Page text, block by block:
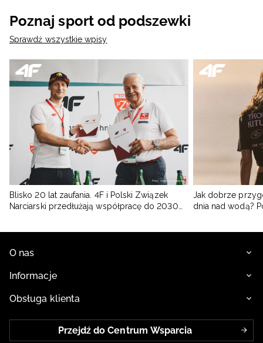
Poznaj sport od podszewki
Sprawdź wszystkie wpisy
Blisko 20 lat zaufania. 4F i Polski Związek
Narciarski przedłużają współpracę do 2030
Jak dobrze
dnia nad wodą?
O nas
Informacje
Obsługa klienta
Przejdź do Centrum Wsparcia